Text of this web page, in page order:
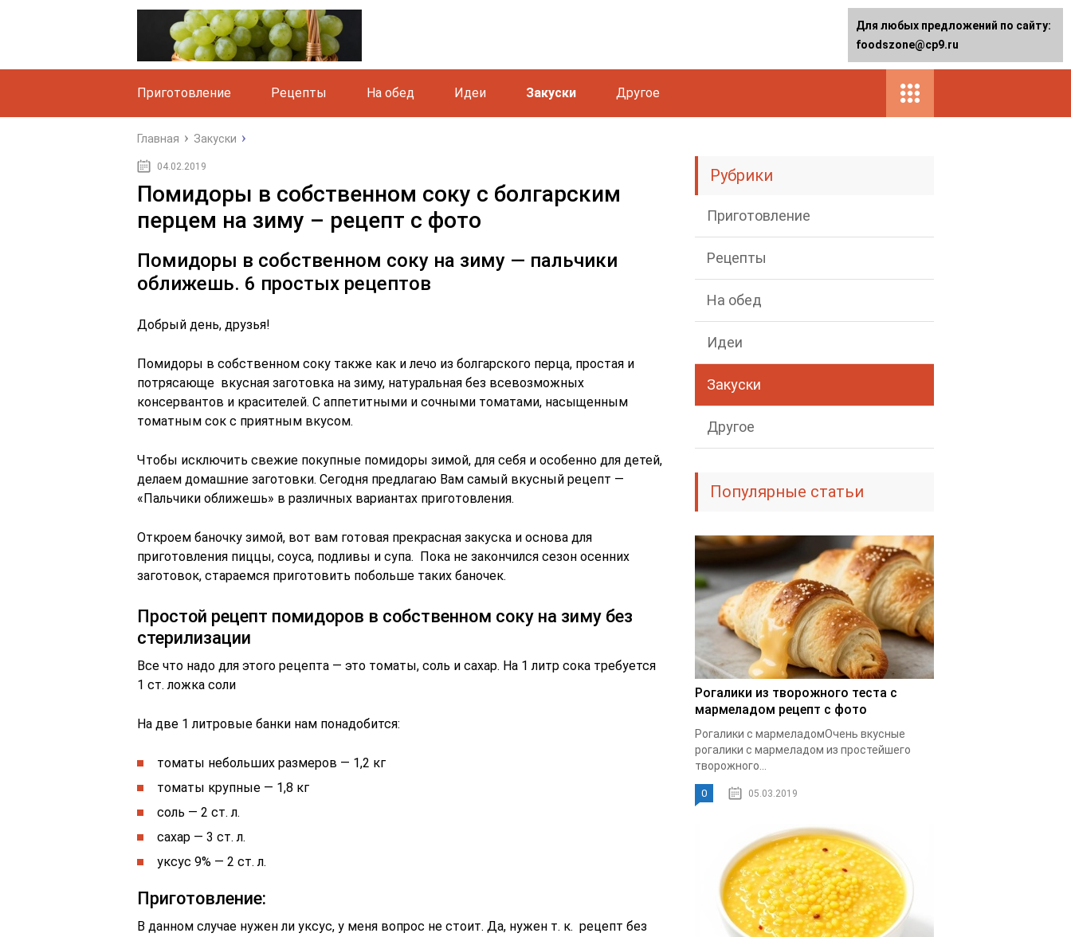
Приготовление Рецепты На обед Идеи Закуски Другое
Главная Закуски
04.02.2019
Помидоры в собственном соку с болгарским
перцем на зиму – рецепт с фото
Помидоры в собственном соку на зиму — пальчики
оближешь. 6 простых рецептов
Добрый день, друзья!
Помидоры в собственном соку также как и лечо из болгарского перца, простая и
потрясающе вкусная заготовка на зиму, натуральная без всевозможных
консервантов и красителей. С аппетитными и сочными томатами, насыщенным
томатным сок с приятным вкусом.
Чтобы исключить свежие покупные помидоры зимой, для себя и особенно для детей,
делаем домашние заготовки. Сегодня предлагаю Вам самый вкусный рецепт —
«Пальчики оближешь» в различных вариантах приготовления.
Откроем баночку зимой, вот вам готовая прекрасная закуска и основа для
приготовления пиццы, соуса, подливы и супа. Пока не закончился сезон осенних
заготовок, стараемся приготовить побольше таких баночек.
Простой рецепт помидоров в собственном соку на зиму без
стерилизации
Все что надо для этого рецепта — это томаты, соль и сахар. На 1 литр сока требуется
1 ст. ложка соли
На две 1 литровые банки нам понадобится:
томаты небольших размеров — 1,2 кг
томаты крупные — 1,8 кг
соль — 2 ст. л.
сахар — 3 ст. л.
уксус 9% — 2 ст. л.
Приготовление:
В данном случае нужен ли уксус, у меня вопрос не стоит. Да, нужен т. к. рецепт без
Рубрики
Приготовление
Рецепты
На обед
Идеи
Закуски
Другое
Популярные статьи
Рогалики из творожного теста с
мармеладом рецепт с фото
Рогалики с мармеладомОчень вкусные
рогалики с мармеладом из простейшего
творожного...
0 05.03.2019
Для любых предложений по сайту:
foodszone@cp9.ru